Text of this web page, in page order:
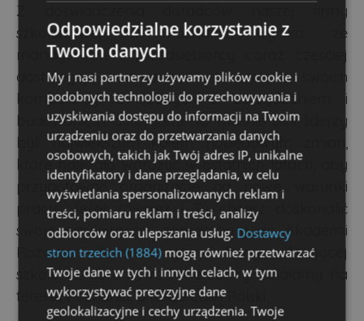
Z doświadczenia doradców naszej firmy
szkoleniowej w Poznaniu wynika, że
managerowie i przedsiębiorcy coraz częściej
dostrzegają konieczność wzmacniania swoich
kompetencji związanych z zarządzaniem i
budowaniem autorytetu. To właśnie silni liderzy
byli największym kołem napędowym zmian,
które należało wdrożyć w ostatnich latach, aby
przygotować organizacje na nowe warunki
pracy. Jeżeli również i Ty chcesz doskonalić
swoje umiejętności, zapraszamy do Akademii
Rozwoju Kompetencji - firmy oferującej
szkolenia, doradztwo i mentoring. Działamy na
terenie Poznania, a także całej Polski.
Odpowiedzialne korzystanie z
Twoich danych
My i nasi partnerzy używamy plików cookie i
podobnych technologii do przechowywania i
uzyskiwania dostępu do informacji na Twoim
urządzeniu oraz do przetwarzania danych
osobowych, takich jak Twój adres IP, unikalne
identyfikatory i dane przeglądania, w celu
wyświetlania spersonalizowanych reklam i
treści, pomiaru reklam i treści, analizy
odbiorców oraz ulepszania usług. Dostawcy
stron trzecich (1884)mogą również przetwarzać
Twoje dane w tych i innych celach, w tym
wykorzystywać precyzyjne dane
geolokalizacyjne i cechy urządzenia. Twoje